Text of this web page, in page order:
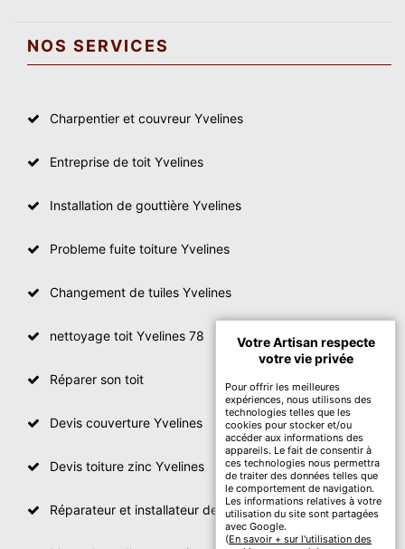
NOS SERVICES
Charpentier et couvreur Yvelines
Entreprise de toit Yvelines
Installation de gouttière Yvelines
Probleme fuite toiture Yvelines
Changement de tuiles Yvelines
nettoyage toit Yvelines 78
Réparer son toit
Devis couverture Yvelines
Devis toiture zinc Yvelines
Réparateur et installateur de fenetre de toit Yvelines
Votre Artisan respecte
votre vie privée
Pour offrir les meilleures
expériences, nous utilisons des
technologies telles que les
cookies pour stocker et/ou
accéder aux informations des
appareils. Le fait de consentir à
ces technologies nous permettra
de traiter des données telles que
le comportement de navigation.
Les informations relatives à votre
utilisation du site sont partagées
avec Google.
(En savoir + sur l'utilisation des